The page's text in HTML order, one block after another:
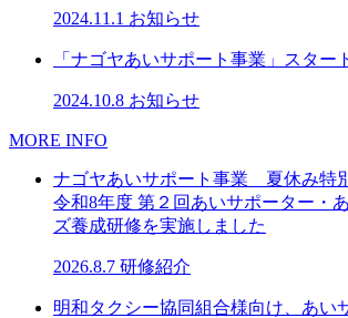
2024.11.1 お知らせ
「ナゴヤあいサポート事業」スター
2024.10.8 お知らせ
MORE INFO
ナゴヤあいサポート事業 夏休み特
令和8年度 第２回あいサポーター・
ズ養成研修を実施しました
2026.8.7 研修紹介
明和タクシー協同組合様向け、あい